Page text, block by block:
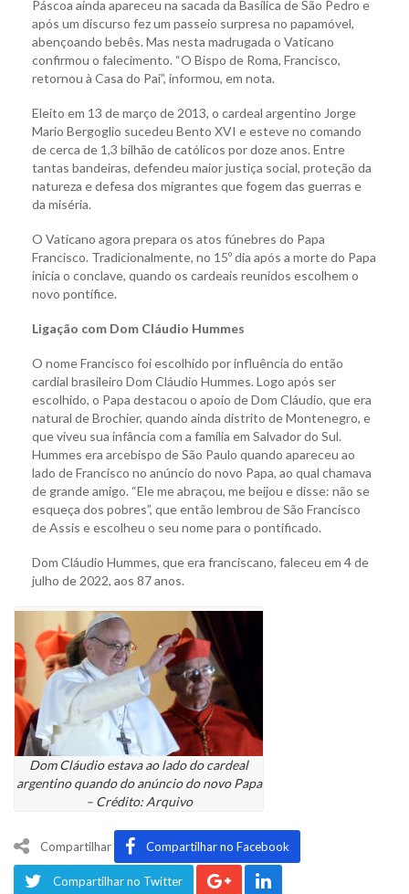
Páscoa ainda apareceu na sacada da Basílica de São Pedro e
após um discurso fez um passeio surpresa no papamóvel,
abençoando bebês. Mas nesta madrugada o Vaticano
confirmou o falecimento. “O Bispo de Roma, Francisco,
retornou à Casa do Pai”, informou, em nota.
Eleito em 13 de março de 2013, o cardeal argentino Jorge
Mario Bergoglio sucedeu Bento XVI e esteve no comando
de cerca de 1,3 bilhão de católicos por doze anos. Entre
tantas bandeiras, defendeu maior justiça social, proteção da
natureza e defesa dos migrantes que fogem das guerras e
da miséria.
O Vaticano agora prepara os atos fúnebres do Papa
Francisco. Tradicionalmente, no 15º dia após a morte do Papa
inicia o conclave, quando os cardeais reunidos escolhem o
novo pontífice.
Ligação com Dom Cláudio Hummes
O nome Francisco foi escolhido por influência do então
cardial brasileiro Dom Cláudio Hummes. Logo após ser
escolhido, o Papa destacou o apoio de Dom Cláudio, que era
natural de Brochier, quando ainda distrito de Montenegro, e
que viveu sua infância com a família em Salvador do Sul.
Hummes era arcebispo de São Paulo quando apareceu ao
lado de Francisco no anúncio do novo Papa, ao qual chamava
de grande amigo. “Ele me abraçou, me beijou e disse: não se
esqueça dos pobres”, que então lembrou de São Francisco
de Assis e escolheu o seu nome para o pontificado.
Dom Cláudio Hummes, que era franciscano, faleceu em 4 de
julho de 2022, aos 87 anos.
Dom Cláudio estava ao lado do cardeal
argentino quando do anúncio do novo Papa
– Crédito: Arquivo
Compartilhar Compartilhar no Facebook
Compartilhar no Twitter